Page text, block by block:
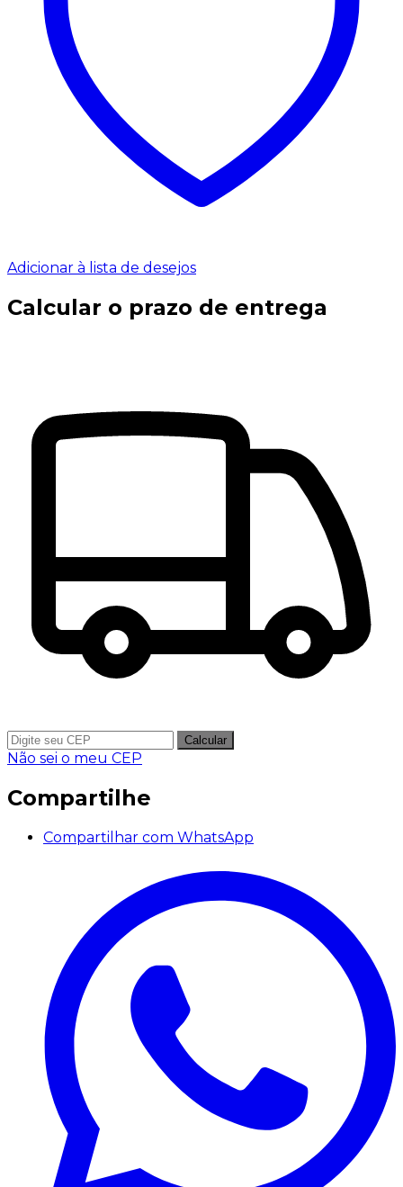
Adicionar à lista de desejos
Calcular o prazo de entrega
Calcular
Não sei o meu CEP
Compartilhe
Compartilhar com WhatsApp